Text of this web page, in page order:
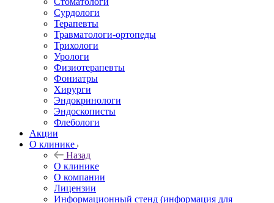
Сурдологи
Терапевты
Травматологи-ортопеды
Трихологи
Урологи
Физиотерапевты
Фониатры
Хирурги
Эндокринологи
Эндоскописты
Флебологи
Акции
О клинике
Назад
О клинике
О компании
Лицензии
Информационный стенд (информация для